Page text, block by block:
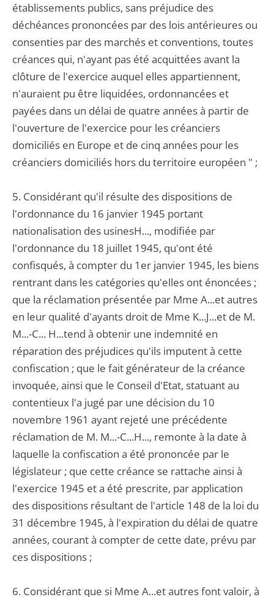
établissements publics, sans préjudice des
déchéances prononcées par des lois antérieures ou
consenties par des marchés et conventions, toutes
créances qui, n'ayant pas été acquittées avant la
clôture de l'exercice auquel elles appartiennent,
n'auraient pu être liquidées, ordonnancées et
payées dans un délai de quatre années à partir de
l'ouverture de l'exercice pour les créanciers
domiciliés en Europe et de cinq années pour les
créanciers domiciliés hors du territoire européen " ;
5. Considérant qu'il résulte des dispositions de
l'ordonnance du 16 janvier 1945 portant
nationalisation des usinesH..., modifiée par
l'ordonnance du 18 juillet 1945, qu'ont été
confisqués, à compter du 1er janvier 1945, les biens
rentrant dans les catégories qu'elles ont énoncées ;
que la réclamation présentée par Mme A...et autres
en leur qualité d'ayants droit de Mme K...J...et de M.
M...-C... H...tend à obtenir une indemnité en
réparation des préjudices qu'ils imputent à cette
confiscation ; que le fait générateur de la créance
invoquée, ainsi que le Conseil d'Etat, statuant au
contentieux l'a jugé par une décision du 10
novembre 1961 ayant rejeté une précédente
réclamation de M. M...-C...H..., remonte à la date à
laquelle la confiscation a été prononcée par le
législateur ; que cette créance se rattache ainsi à
l'exercice 1945 et a été prescrite, par application
des dispositions résultant de l'article 148 de la loi du
31 décembre 1945, à l'expiration du délai de quatre
années, courant à compter de cette date, prévu par
ces dispositions ;
6. Considérant que si Mme A...et autres font valoir, à